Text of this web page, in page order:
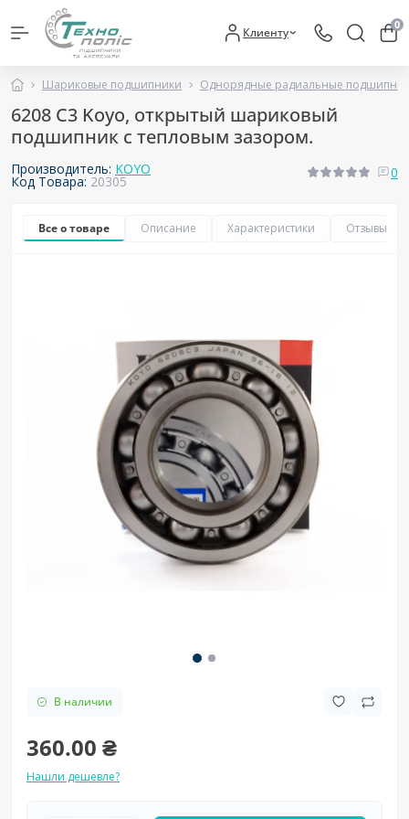
Клиенту 0
Шариковые подшипники Однорядные радиальные
6208 C3 Koyo, открытый шариковый
подшипник с тепловым зазором.
Производитель: KOYO
Код Товара: 20305
0
Все о товаре Описание Характеристики Отзывы
В наличии
360.00 ₴
Нашли дешевле?